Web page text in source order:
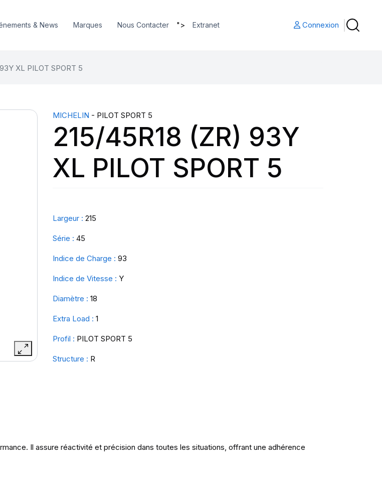
& News Marques Nous Contacter "> Extranet Connexion
XL PILOT SPORT 5
MICHELIN - PILOT SPORT 5
215/45R18 (ZR) 93Y
XL PILOT SPORT 5
Largeur : 215
Série : 45
Indice de Charge : 93
Indice de Vitesse : Y
Diamètre : 18
Extra Load : 1
Profil : PILOT SPORT 5
Structure : R
Il assure réactivité et précision dans toutes les situations, offrant une adhérence